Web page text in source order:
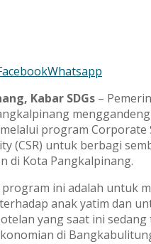
Whatsapp
Kabar SDGs –
program Corporate
(CSR) untuk berbagi
di Kota Pangkalpinang.
ini adalah untuk
anak yatim dan
yang saat ini
di